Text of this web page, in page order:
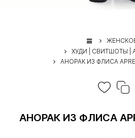
ХУДИ | СВИТШОТЫ |
АНОРАК ИЗ ФЛИСА
АНОРАК ИЗ ФЛИСА